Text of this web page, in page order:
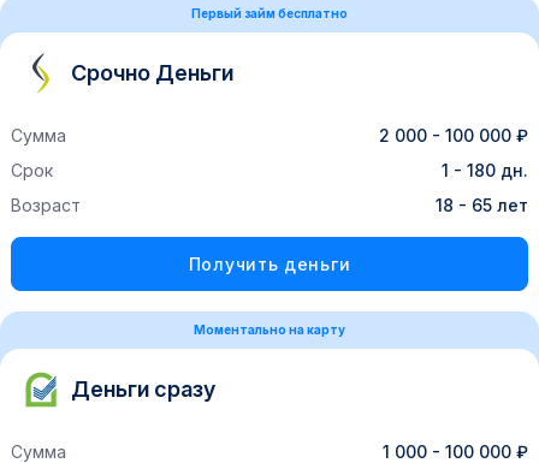
Первый займ бесплатно
Срочно Деньги
Сумма
2 000 - 100 000 ₽
Срок
1 - 180 дн.
Возраст
18 - 65 лет
Получить деньги
Моментально на карту
Деньги сразу
Сумма
1 000 - 100 000 ₽